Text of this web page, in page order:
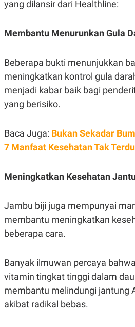
S
A
A
K
O
N
T
N
L
I
P
S
S
JARINGAN
K
O
A
A
C
M
Y
P
R
S
E
L
E
.
I
D
LK
yang dilansir dari Healthline:
Membantu Menurunkan Gula
Beberapa bukti menunjukkan
meningkatkan kontrol gula
menjadi kabar baik bagi
yang berisiko.
Baca Juga: Bukan Sekadar
7 Manfaat Kesehatan Tak
Meningkatkan Kesehatan
Jambu biji juga mempunyai
membantu meningkatkan
beberapa cara.
Banyak ilmuwan percaya
vitamin tingkat tinggi dalam
membantu melindungi jantung
akibat radikal bebas.